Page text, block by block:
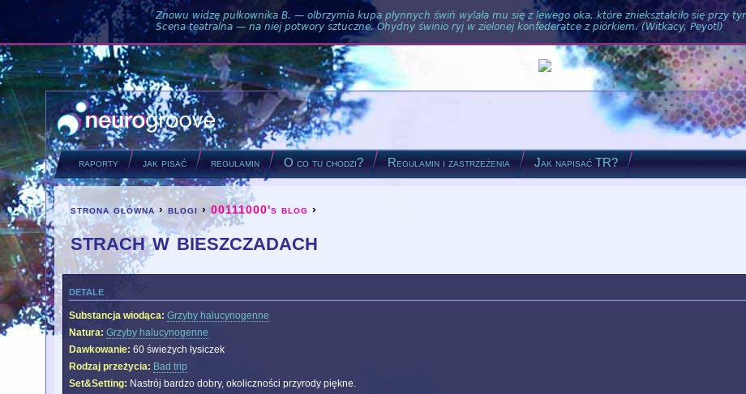
Znowu widzę pułkownika B. — olbrzymia kupa płynnych świń wylała mu się z lewego oka, które zniekształciło się przy
Scena teatralna — na niej potwory sztuczne. Ohydny świnio ryj w zielonej konfederatce z piórkiem. (Witkacy, Peyotl)
raporty jak pisać regulamin O co tu chodzi? Regulamin i zastrzeżenia Jak napisać TR?
you are here
strona główna ›blogi ›00111000's blog ›
strach w bieszczadach
detale
Substancja wiodąca: Grzyby halucynogenne
Natura: Grzyby halucynogenne
Dawkowanie: 60 świeżych łysiczek
Rodzaj przeżycia: Bad trip
Set&Setting: Nastrój bardzo dobry, okoliczności przyrody piękne.